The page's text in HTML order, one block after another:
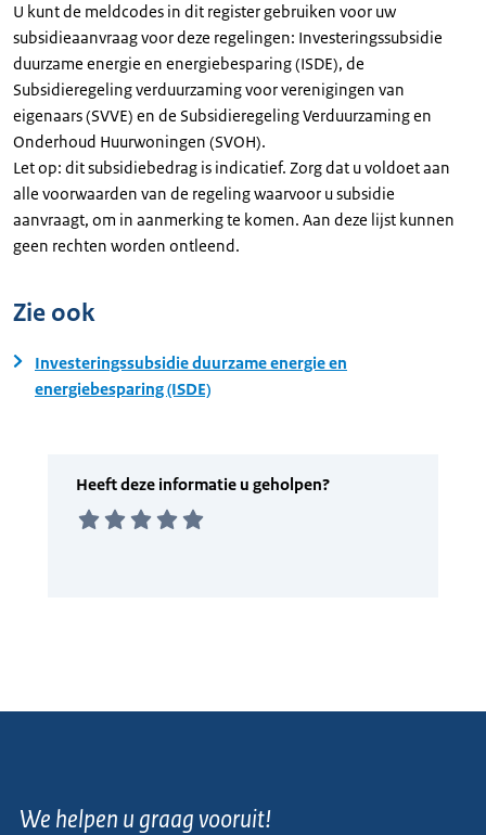
U kunt de meldcodes in dit register gebruiken voor uw
subsidieaanvraag voor deze regelingen: Investeringssubsidie
duurzame energie en energiebesparing (ISDE), de
Subsidieregeling verduurzaming voor verenigingen van
eigenaars (SVVE) en de Subsidieregeling Verduurzaming en
Onderhoud Huurwoningen (SVOH).
Let op: dit subsidiebedrag is indicatief. Zorg dat u voldoet aan
alle voorwaarden van de regeling waarvoor u subsidie
aanvraagt, om in aanmerking te komen. Aan deze lijst kunnen
geen rechten worden ontleend.
Zie ook
Investeringssubsidie duurzame energie en
energiebesparing (ISDE)
We helpen u graag vooruit!